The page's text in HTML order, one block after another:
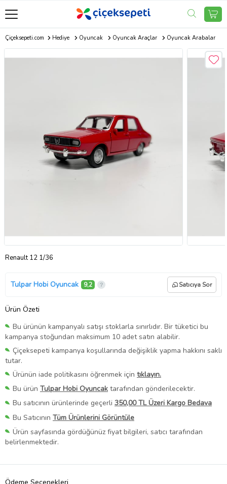
Çiçeksepeti.com Hediye Oyuncak Oyuncak Araçlar Oyuncak Arabalar
Renault 12 1/36
Tulpar Hobi Oyuncak 9,2 Satıcıya Sor
Ürün Özeti
Bu ürünün kampanyalı satışı stoklarla sınırlıdır. Bir tüketici bu
kampanya stoğundan maksimum 10 adet satın alabilir.
Çiçeksepeti kampanya koşullarında değişiklik yapma hakkını saklı
tutar.
Ürünün iade politikasını öğrenmek için tıklayın.
Bu ürün Tulpar Hobi Oyuncak tarafından gönderilecektir.
Bu satıcının ürünlerinde geçerli 350,00 TL Üzeri Kargo Bedava
Bu Satıcının Tüm Ürünlerini Görüntüle
Ürün sayfasında gördüğünüz fiyat bilgileri, satıcı tarafından
belirlenmektedir.